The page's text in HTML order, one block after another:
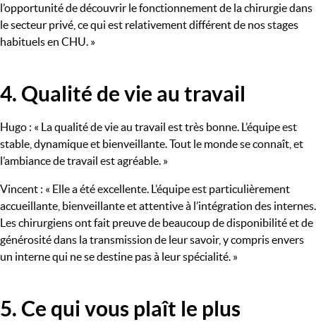
l’opportunité de découvrir le fonctionnement de la chirurgie dans
le secteur privé, ce qui est relativement différent de nos stages
habituels en CHU. »
Titre
4. Qualité de vie au travail
Hugo : « La qualité de vie au travail est très bonne. L’équipe est
stable, dynamique et bienveillante. Tout le monde se connaît, et
l’ambiance de travail est agréable. »
Vincent : « Elle a été excellente. L’équipe est particulièrement
accueillante, bienveillante et attentive à l’intégration des internes.
Les chirurgiens ont fait preuve de beaucoup de disponibilité et de
générosité dans la transmission de leur savoir, y compris envers
un interne qui ne se destine pas à leur spécialité. »
Titre
5. Ce qui vous plaît le plus